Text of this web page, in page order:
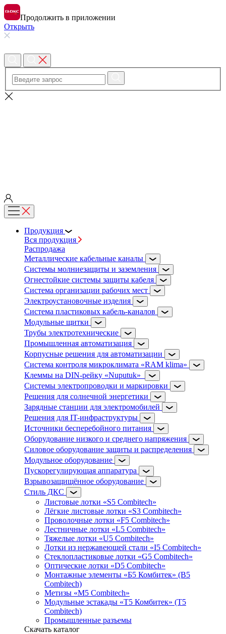
Продолжить в приложении
Открыть
Продукция
Вся продукция
Распродажа
Металлические кабельные каналы
Системы молниезащиты и заземления
Огнестойкие системы защиты кабеля
Система организации рабочих мест
Электроустановочные изделия
Система пластиковых кабель-каналов
Модульные щитки
Трубы электротехнические
Промышленная автоматизация
Корпусные решения для автоматизации
Система контроля микроклимата «RAM klima»
Клеммы на DIN-рейку «Nuputuk»
Системы электропроводки и маркировки
Решения для солнечной энергетики
Зарядные станции для электромобилей
Решения для IT-инфраструктуры
Источники бесперебойного питания
Оборудование низкого и среднего напряжения
Силовое оборудование защиты и распределения
Модульное оборудование
Пускорегулирующая аппаратура
Взрывозащищённое оборудование
Стиль ДКС
Листовые лотки «S5 Combitech»
Лёгкие листовые лотки «S3 Combitech»
Проволочные лотки «F5 Combitech»
Лестничные лотки «L5 Combitech»
Тяжелые лотки «U5 Combitech»
Лотки из нержавеющей стали «I5 Combitech»
Стеклопластиковые лотки «G5 Combitech»
Оптические лотки «D5 Combitech»
Монтажные элементы «Б5 Комбитек» (B5
Combitech)
Метизы «M5 Combitech»
Модульные эстакады «Т5 Комбитек» (T5
Combitech)
Промышленные разъемы
Скачать каталог